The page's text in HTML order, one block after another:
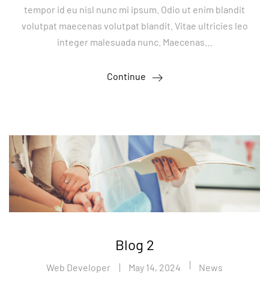
tempor id eu nisl nunc mi ipsum. Odio ut enim blandit
volutpat maecenas volutpat blandit. Vitae ultricies leo
integer malesuada nunc. Maecenas…
Continue
Blog 2
Web Developer May 14, 2024 News